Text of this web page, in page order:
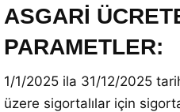
ASGARİ
PARAMETLER:
1/1/2025 ila 31/12/2025
üzere sigortalılar için